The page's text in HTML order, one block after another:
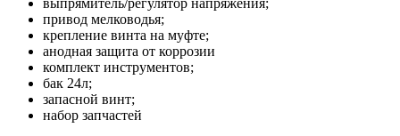
привод мелководья;
крепление винта на муфте;
анодная защита от коррозии
комплект инструментов;
бак 24л;
запасной винт;
набор запчастей